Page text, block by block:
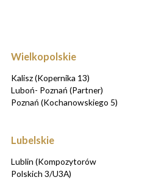
Wielkopolskie
Kalisz (Kopernika 13)
Luboń- Poznań (Partner)
Poznań (Kochanowskiego 5)
Lubelskie
Lublin (Kompozytorów
Polskich 3/U3A)